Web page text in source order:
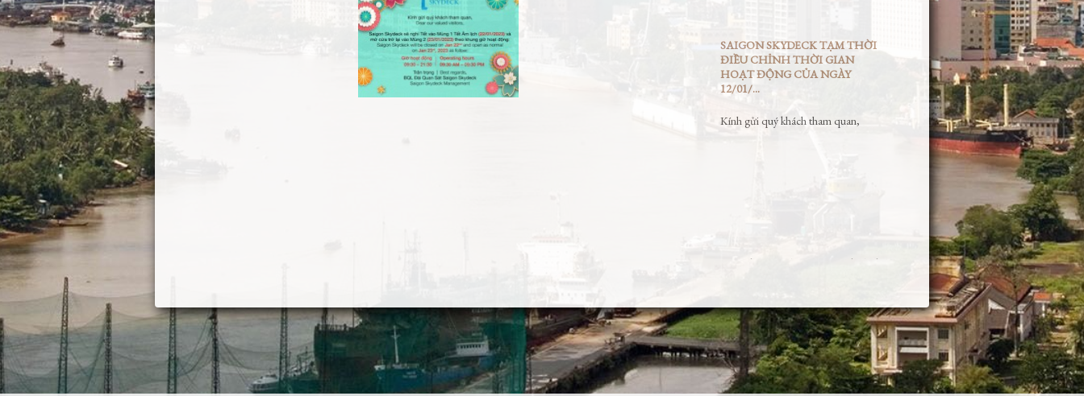
SAIGON SKYDECK TẠM THỜI
ĐIỀU CHỈNH THỜI GIAN
HOẠT ĐỘNG CỦA NGÀY
12/01/...
Kính gửi quý khách tham quan,
Vì sự kiện nội bộ, Saigon Skydeck
- Giờ hoạt động: 09:30 – 17:30
- Chỉ áp …
Xem Thêm »